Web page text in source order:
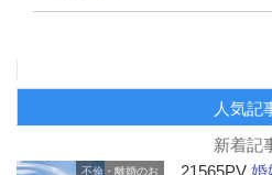
人気記
新着記
不倫・離婚のお